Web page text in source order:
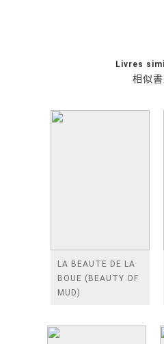
相似
Livres
LA BEAUTE DE LA
BOUE (BEAUTY OF
MUD)